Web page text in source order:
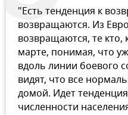
"Есть тенденция к
возвращаются. Из
возвращаются, те кто,
марте, понимая, что
вдоль линии боевого
видят, что все
домой. Идет
численности